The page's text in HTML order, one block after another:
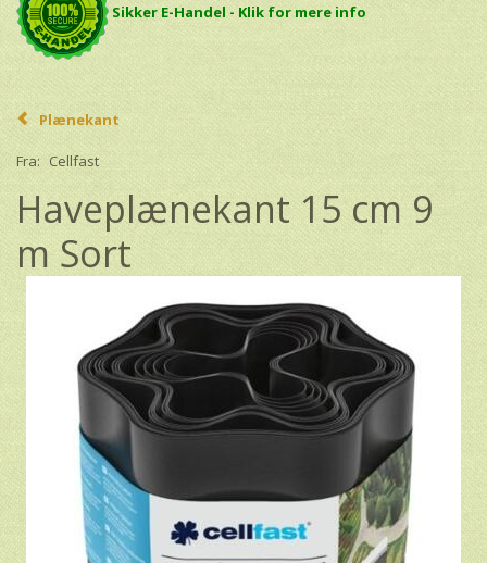
Sikker E-Handel - Klik for mere info
Plænekant
Fra: Cellfast
Haveplænekant 15 cm 9
m Sort